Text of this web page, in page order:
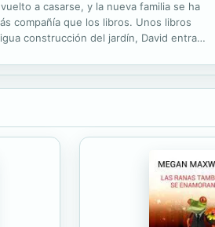
a casarse, y la nueva familia se ha
compañía que los libros. Unos libros
construcción del jardín, David entra